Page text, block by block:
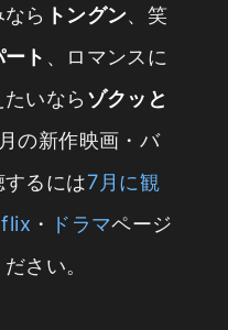
ら トングン、笑
ト 、ロマンスに
いなら ゾクッと
の新作映画・バ
るには7月に観
・ ドラマページ
さい。